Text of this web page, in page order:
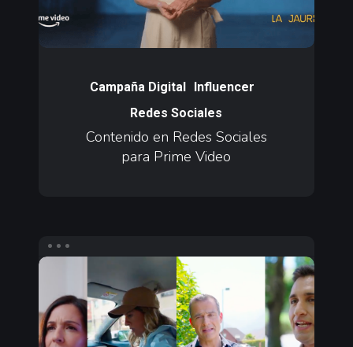
Video
en
Redes
Sociales
para
Campaña Digital
Influencer
Redes Sociales
Contenido en Redes Sociales
para Prime Video
Contenido
Redes
Sociales